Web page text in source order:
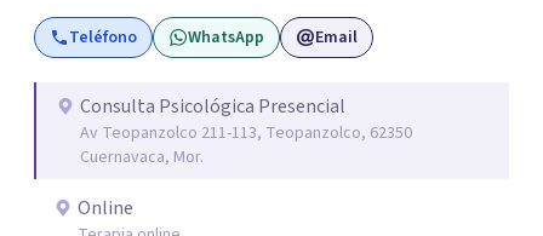
Teléfono WhatsApp Email
Consulta Psicológica Presencial
Av Teopanzolco 211-113, Teopanzolco, 62350
Cuernavaca, Mor.
Online